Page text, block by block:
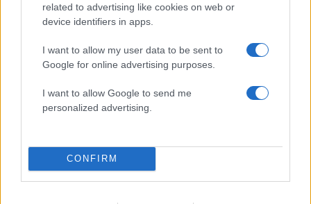
related to advertising like cookies on web or
device identifiers in apps.
I want to allow my user data to be sent to
Google for online advertising purposes.
I want to allow Google to send me
personalized advertising.
CONFIRM
γενέθλια του Φραγκίσκου Αλβέρτη